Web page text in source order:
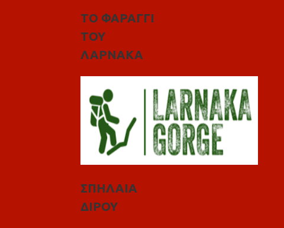
ΤΟ ΦΑΡΑΓΓΙ
ΤΟΥ
ΛΑΡΝΑΚΑ
ΣΠΗΛΑΙΑ
ΔΙΡΟΥ